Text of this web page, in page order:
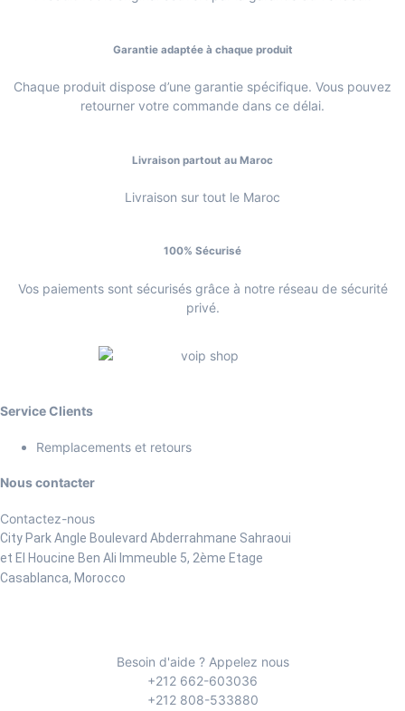
Garantie adaptée à chaque produit
Chaque produit dispose d’une garantie spécifique. Vous pouvez
retourner votre commande dans ce délai.
Livraison partout au Maroc
Livraison sur tout le Maroc
100% Sécurisé
Vos paiements sont sécurisés grâce à notre réseau de sécurité
privé.
Service Clients
Remplacements et retours
Nous contacter
Contactez-nous
City Park Angle Boulevard Abderrahmane Sahraoui
et El Houcine Ben Ali Immeuble 5, 2ème Etage
Casablanca, Morocco
Besoin d'aide ? Appelez nous
+212 662-603036
+212 808-533880